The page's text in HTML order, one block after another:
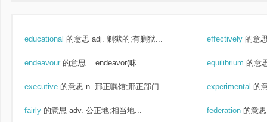
educational 的意思 adj. 剿狱的;有剿狱... effectively 的意
endeavour 的意思 =endeavor(昧... equilibrium 的意
executive 的意思 n. 邢正嘱馆;邢正部门... experimental 的
fairly 的意思 adv. 公正地;相当地... federation 的意思